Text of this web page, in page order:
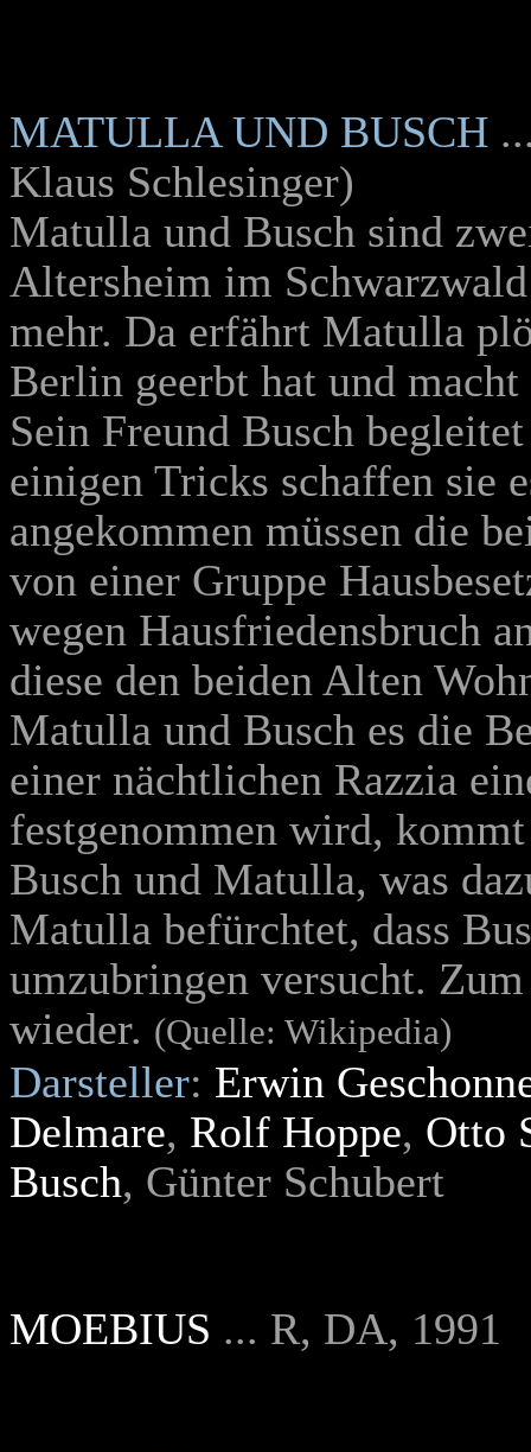
MATULLA UND BUSCH
Klaus Schlesinger)
Matulla und Busch sind
Altersheim im
mehr. Da erfährt Matulla
Berlin geerbt hat und
Sein Freund Busch
einigen Tricks schaffen sie
angekommen müssen die
von einer Gruppe
wegen Hausfriedensbruch
diese den beiden Alten
Matulla und Busch es die
einer nächtlichen Razzia
festgenommen wird,
Busch und Matulla, was
Matulla befürchtet, dass
umzubringen versucht.
wieder. (Quelle: Wikipedia)
Darsteller: Erwin
Delmare, Rolf Hoppe, Otto
Busch, Günter Schubert
MOEBIUS ... R, DA, 1991